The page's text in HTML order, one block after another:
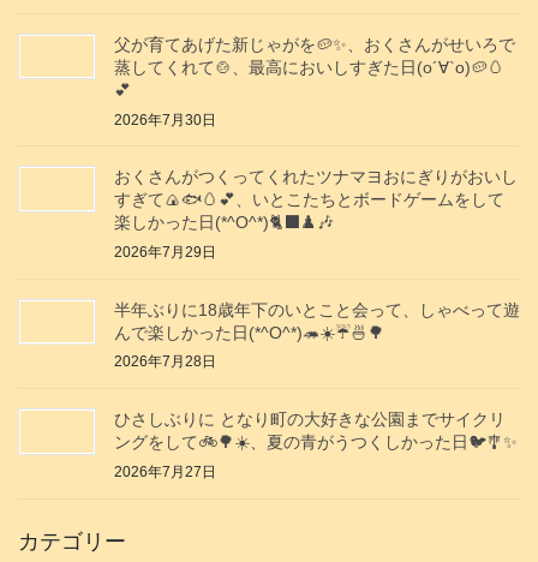
父が育てあげた新じゃがを🥔✨️、おくさんがせいろで
蒸してくれて🍲、最高においしすぎた日(о´∀`о)🥔🥚
💕
2026年7月30日
おくさんがつくってくれたツナマヨおにぎりがおいし
すぎて🍙🐟️🥚💕、いとこたちとボードゲームをして
楽しかった日(*^O^*)🐈‍⬛♟️🎶
2026年7月29日
半年ぶりに18歳年下のいとこと会って、しゃべって遊
んで楽しかった日(*^O^*)🦔☀️☔🍜🌳
2026年7月28日
ひさしぶりに となり町の大好きな公園までサイクリ
ングをして🚲️🌳☀️、夏の青がうつくしかった日🐦️🎐✨️
2026年7月27日
カテゴリー